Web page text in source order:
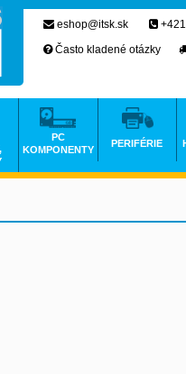
eshop@itsk.sk
Často kladené otázky
PC
KOMPONENTY
PERIFÉRIE